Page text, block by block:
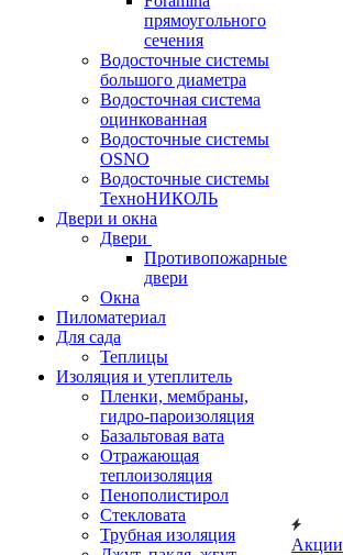
прямоугольного
сечения
Водосточные системы
большого диаметра
Водосточная система
оцинкованная
Водосточные системы
OSNO
Водосточные системы
ТехноНИКОЛЬ
Двери и окна
Двери
Противопожарные
двери
Окна
Пиломатериал
Для сада
Теплицы
Изоляция и утеплитель
Пленки, мембраны,
гидро-пароизоляция
Базальтовая вата
Отражающая
теплоизоляция
Пенополистирол
Стекловата
Трубная изоляция
Акции